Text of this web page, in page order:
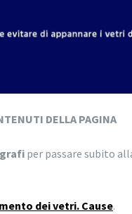
DELLA PAGINA
per passare subito
dei vetri. Cause.